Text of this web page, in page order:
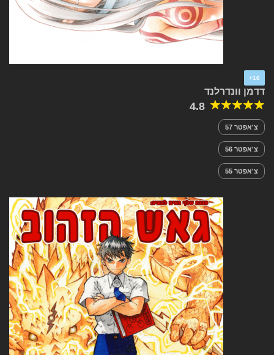
16+
דדמן וונדרלנד
4.8
צ'אפטר 57
צ'אפטר 56
צ'אפטר 55